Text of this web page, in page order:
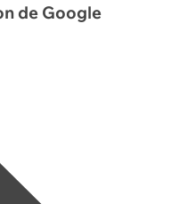
de Google